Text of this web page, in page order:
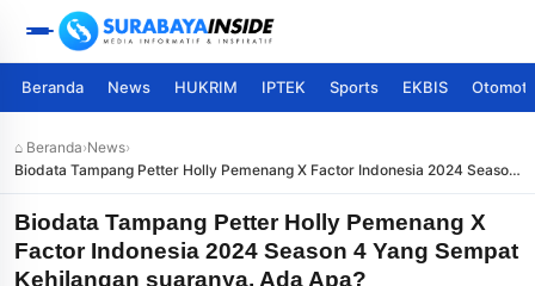
Beranda News HUKRIM IPTEK Sports EKBIS
⌂ Beranda›News›
Biodata Tampang Petter Holly Pemenang X Factor Indonesia 2024 Season
4 Yang Sempat Kehilangan suaranya, Ada Apa?
Biodata Tampang Petter Holly Pemenang X
Factor Indonesia 2024 Season 4 Yang Sempat
Kehilangan suaranya, Ada Apa?